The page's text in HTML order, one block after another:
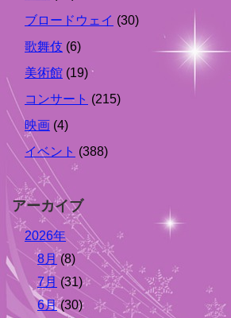
ブロードウェイ (30)
歌舞伎 (6)
美術館 (19)
コンサート (215)
映画 (4)
イベント (388)
アーカイブ
2026年
8月(8)
7月 (31)
6月(30)